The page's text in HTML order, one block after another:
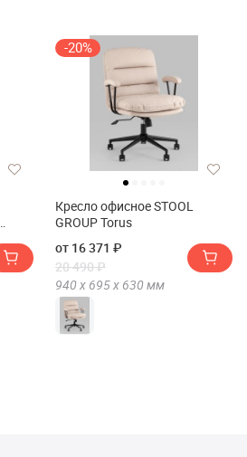
-20%
Кресло офисное STOOL
GROUP Torus
от 16 371 ₽
20 490 ₽
940 х 695 х 630 мм